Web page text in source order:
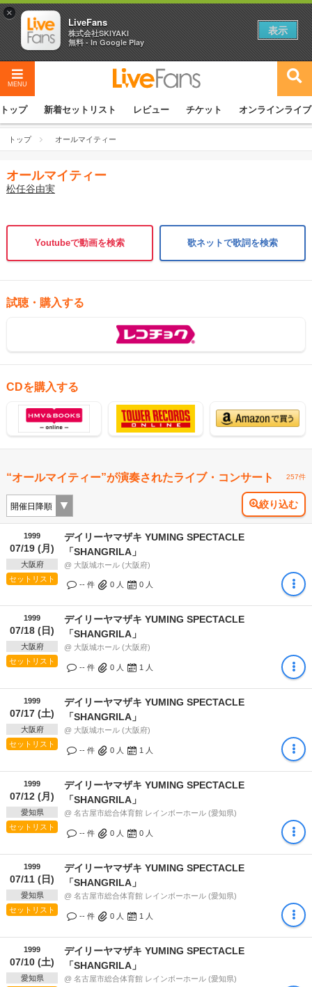
MENU
トップ 新着セットリスト レビュー チケット オンラインライブ
トップ オールマイティー
オールマイティー
松任谷由実
Youtubeで動画を検索 歌ネットで歌詞を検索
試聴・購入する
CDを購入する
“オールマイティー”が演奏されたライブ・コンサート 257件
絞り込む
1999
07/19 (月)
大阪府
セットリスト
デイリーヤマザキ YUMING SPECTACLE
「SHANGRILA」
@ 大阪城ホール (大阪府)
-- 件 0 人 0 人
1999
07/18 (日)
大阪府
セットリスト
デイリーヤマザキ YUMING SPECTACLE
「SHANGRILA」
@ 大阪城ホール (大阪府)
-- 件 0 人 1 人
1999
07/17 (土)
大阪府
セットリスト
デイリーヤマザキ YUMING SPECTACLE
「SHANGRILA」
@ 大阪城ホール (大阪府)
-- 件 0 人 1 人
1999
07/12 (月)
愛知県
セットリスト
デイリーヤマザキ YUMING SPECTACLE
「SHANGRILA」
@ 名古屋市総合体育館 レインボーホール (愛知県)
-- 件 0 人 0 人
1999
07/11 (日)
愛知県
セットリスト
デイリーヤマザキ YUMING SPECTACLE
「SHANGRILA」
@ 名古屋市総合体育館 レインボーホール (愛知県)
-- 件 0 人 1 人
1999
07/10 (土)
愛知県
デイリーヤマザキ YUMING SPECTACLE
「SHANGRILA」
@ 名古屋市総合体育館 レインボーホール (愛知県)
×
LiveFans
株式会社SKIYAKI
無料 - In Google Play
表示